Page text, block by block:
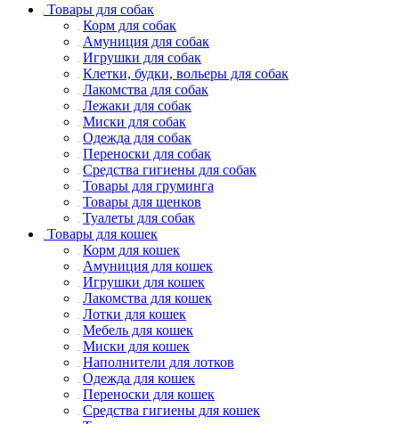
Товары для собак
Корм для собак
Амуниция для собак
Игрушки для собак
Клетки, будки, вольеры для собак
Лакомства для собак
Лежаки для собак
Миски для собак
Одежда для собак
Переноски для собак
Средства гигиены для собак
Товары для груминга
Товары для щенков
Туалеты для собак
Товары для кошек
Корм для кошек
Амуниция для кошек
Игрушки для кошек
Лакомства для кошек
Лотки для кошек
Мебель для кошек
Миски для кошек
Наполнители для лотков
Одежда для кошек
Переноски для кошек
Средства гигиены для кошек